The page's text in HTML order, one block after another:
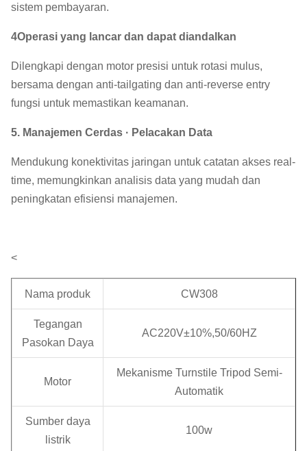
sistem pembayaran.
4Operasi yang lancar dan dapat diandalkan
Dilengkapi dengan motor presisi untuk rotasi mulus,
bersama dengan anti-tailgating dan anti-reverse entry
fungsi untuk memastikan keamanan.
5. Manajemen Cerdas · Pelacakan Data
Mendukung konektivitas jaringan untuk catatan akses real-
time, memungkinkan analisis data yang mudah dan
peningkatan efisiensi manajemen.
<
Nama produk CW308
Tegangan
Pasokan Daya
AC220V±10%,50/60HZ
Motor
Mekanisme Turnstile Tripod Semi-
Automatik
Sumber daya
listrik
100w